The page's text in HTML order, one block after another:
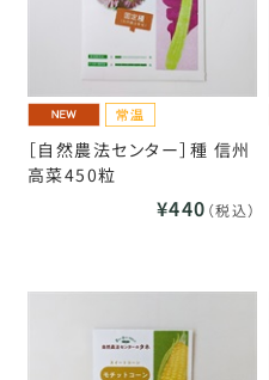
［自然農法センター］種 信州
高菜450粒
¥440 （税込）